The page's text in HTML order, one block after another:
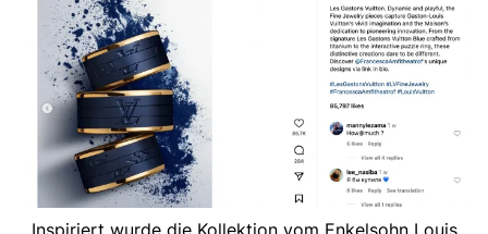
Inspiriert wurde die Kollektion vom Enkelsohn Louis